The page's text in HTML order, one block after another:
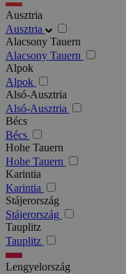
Ausztria
Ausztria
Alacsony Tauern
Alacsony Tauern
Alpok
Alpok
Alsó-Ausztria
Alsó-Ausztria
Bécs
Bécs
Hohe Tauern
Hohe Tauern
Karintia
Karintia
Stájerország
Stájerország
Tauplitz
Tauplitz
Lengyelország